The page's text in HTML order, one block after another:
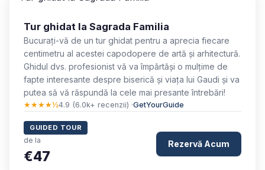
Tur ghidat la Sagrada Familia
Bucurați-vă de un tur ghidat pentru a aprecia fiecare
centimetru al acestei capodopere de artă și arhitectură.
Ghidul dvs. profesionist vă va împărtăși o mulțime de
fapte interesante despre biserică și viața lui Gaudi și va
putea să vă răspundă la cele mai presante întrebări!
★★★★½4.9 (6.0k+ recenzii) ·GetYourGuide
GUIDED TOUR
de la
€47
Rezervă Acum